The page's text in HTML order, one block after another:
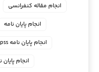
انجام مقاله کنفرانسی
انجام پایان نامه
انجام پایان نامه spss
انجام